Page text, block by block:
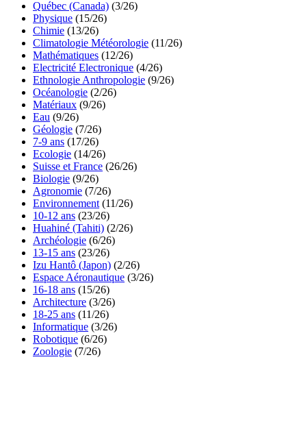
Québec (Canada) (3/26)
Physique (15/26)
Chimie (13/26)
Climatologie Météorologie (11/26)
Mathématiques (12/26)
Electricité Electronique (4/26)
Ethnologie Anthropologie (9/26)
Océanologie (2/26)
Matériaux (9/26)
Eau (9/26)
Géologie (7/26)
7-9 ans (17/26)
Ecologie (14/26)
Suisse et France (26/26)
Biologie (9/26)
Agronomie (7/26)
Environnement (11/26)
10-12 ans (23/26)
Huahiné (Tahiti) (2/26)
Archéologie (6/26)
13-15 ans (23/26)
Izu Hantô (Japon) (2/26)
Espace Aéronautique (3/26)
16-18 ans (15/26)
Architecture (3/26)
18-25 ans (11/26)
Informatique (3/26)
Robotique (6/26)
Zoologie (7/26)